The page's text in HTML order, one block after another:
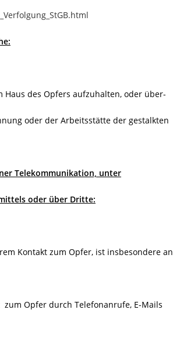
Haus des Opfers aufzuhalten, oder über-
oder der Arbeitsstätte der gestalkten
Telekommunikation, unter
oder über Dritte:
Kontakt zum Opfer, ist insbesondere an
Opfer durch Telefonanrufe, E-Mails